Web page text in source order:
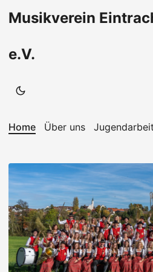
Musikverein
e.V.
Home Über uns Jugendarbeit